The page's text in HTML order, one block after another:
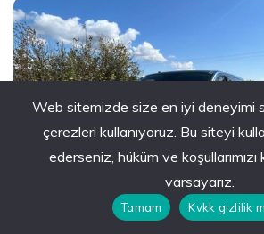
Web sitemizde size en iyi deneyimi
çerezleri kullanıyoruz. Bu siteyi
ederseniz, hüküm ve
varsayarız.
Tamam Kvkk gizlilik